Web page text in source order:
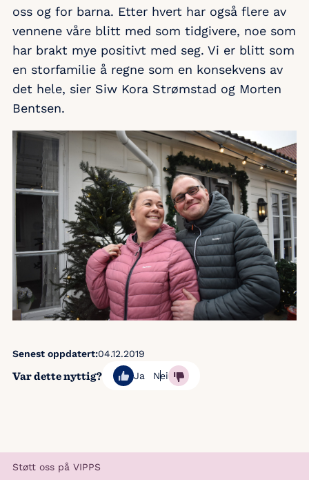
oss og for barna. Etter hvert har også flere av
vennene våre blitt med som tidgivere, noe som
har brakt mye positivt med seg. Vi er blitt som
en storfamilie å regne som en konsekvens av
det hele, sier Siw Kora Strømstad og Morten
Bentsen.
Var dette nyttig? Ja Nei
Senest oppdatert:04.12.2019
Støtt oss på VIPPS